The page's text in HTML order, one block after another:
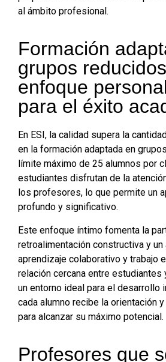
al ámbito profesional.
Formación
grupos
enfoque
para el éxito
En ESI, la calidad supera la
en la formación adaptada en
límite máximo de 25 alumnos por
estudiantes disfrutan de la
los profesores, lo que permite un
profundo y significativo.
Este enfoque íntimo fomenta la
retroalimentación constructiva y
aprendizaje colaborativo y trabajo
relación cercana entre
un entorno ideal para el desarrollo
cada alumno recibe la orientación
para alcanzar su máximo potencial.
Profesores que